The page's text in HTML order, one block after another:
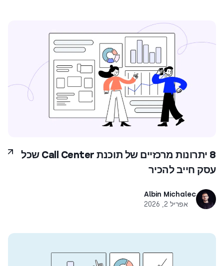
8 יתרונות מרכזיים של תוכנת Call Center שכל
עסק חייב להכיר
Albin Michalec
אפריל 2, 2026